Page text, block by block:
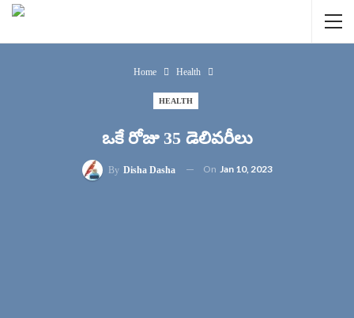
Home Health
HEALTH
ఒకే రోజు 35 డెలివరీలు
By Disha Dasha On Jan 10, 2023